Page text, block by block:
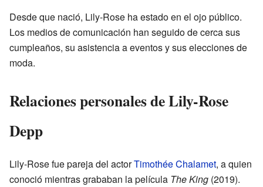
Desde que nació, Lily-Rose ha estado en el ojo público.
Los medios de comunicación han seguido de cerca sus
cumpleaños, su asistencia a eventos y sus elecciones de
moda.
Relaciones personales de Lily-Rose
Depp
Lily-Rose fue pareja del actorTimothée Chalamet, a quien
conoció mientras grababan la película The King (2019).